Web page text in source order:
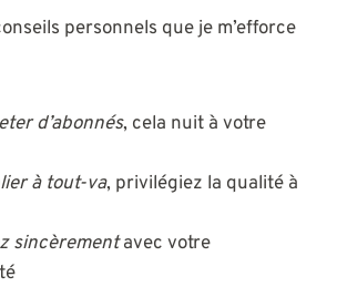
personnels que je m’efforce
d’abonnés, cela nuit à votre
à tout-va, privilégiez la qualité à
sincèrementavec votre